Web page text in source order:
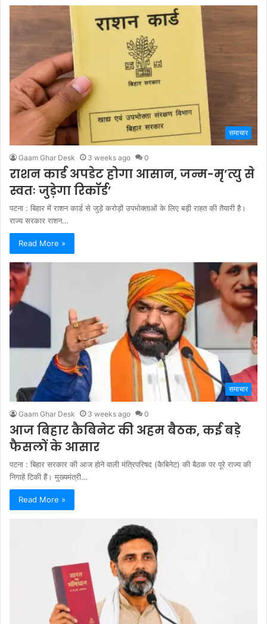
समाचार
Gaam Ghar Desk 3 weeks ago 0
राशन कार्ड अपडेट होगा आसान, जन्म-मृ’त्यु से
स्वतः जुड़ेगा रिकॉर्ड’
पटना : बिहार में राशन कार्ड से जुड़े करोड़ों उपभोक्ताओं के लिए बड़ी राहत की तैयारी है।
राज्य सरकार राशन…
Read More »
समाचार
Gaam Ghar Desk 3 weeks ago 0
आज बिहार कैबिनेट की अहम बैठक, कई बड़े
फैसलों के आसार
पटना : बिहार सरकार की आज होने वाली मंत्रिपरिषद (कैबिनेट) की बैठक पर पूरे राज्य की
निगाहें टिकी हैं। मुख्यमंत्री…
Read More »